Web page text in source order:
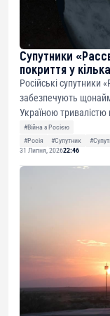
Супутники
покриття у
Російські супутники
забезпечують
Україною
#Війна з Росією
#Росія
#Супутник
31 Липня, 202622:46